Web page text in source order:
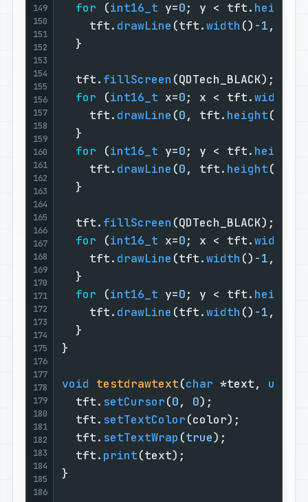
149
150
151
152
153
154
155
156
157
158
159
160
161
162
163
164
165
166
167
168
169
170
171
172
173
174
175
176
177
178
179
180
181
182
183
184
185
186
for (int16_t y=0; y < tft. height
    tft.
drawLine (tft.width () -1,
  }
  tft.
fillScreen (QDTech_BLACK);
for (int16_t x=0; x < tft.width
    tft.
drawLine (0, tft. height()
  }
for (int16_t y=0; y < tft. height
    tft.
drawLine (0, tft. height()
  }
  tft.
fillScreen (QDTech_BLACK);
for (int16_t x=0; x < tft.width
    tft.
drawLine (tft.width () -1,
  }
for (int16_t y=0; y < tft. height
    tft.
drawLine (tft.width () -1,
  }
}
void testdrawtext(char *text,
  tft.
setCursor(0, 0);
  tft.
setTextColor(color);
  tft.
setTextWrap (true);
  tft.
print(text);
}